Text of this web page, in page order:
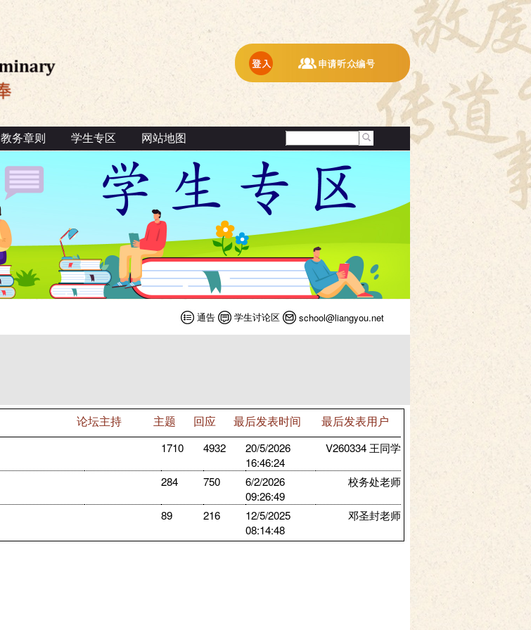
教务章则 学生专区 网站地图
通告 学生讨论区 school@liangyou.net
论坛主持 主题 回应 最后发表时间 最后发表用户
1710 4932
20/5/2026
16:46:24
V260334 王同学
284 750 6/2/2026
09:26:49
校务处老师
89 216 12/5/2025 邓圣封老师